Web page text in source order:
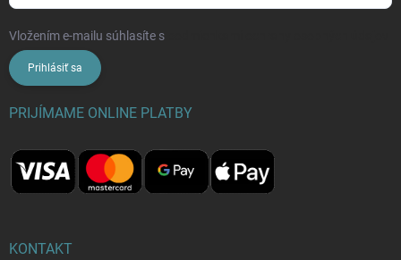
Vložením e-mailu súhlasíte s
Prihlásiť sa
PRIJÍMAME ONLINE PLATBY
KONTAKT